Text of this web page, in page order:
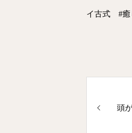
イ古式 #癒
頭